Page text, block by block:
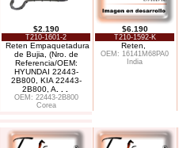
$2.190
T210-1601-2
Reten Empaquetadura
de Bujia, (Nro. de
Referencia/OEM:
HYUNDAI 22443-
2B800, KIA 22443-
2B800, A
OEM: 22443-2B800
Corea
$6.190
T210-1592-K
Reten,
OEM: 16141M68PA0
India